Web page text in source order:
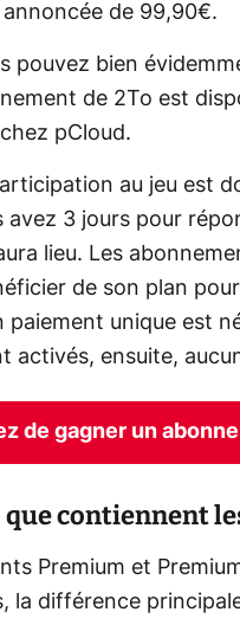
de 99,90€.
pouvez bien
de 2To est
pCloud.
au jeu est
avez 3 jours pour
lieu. Les
de son plan
paiement unique est
activés, ensuite,
de gagner un
contiennent
Premium et
la différence